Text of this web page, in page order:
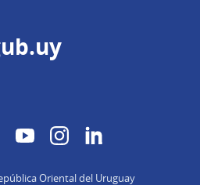
TwitterYouTubeInstagram
Oriental del Uruguay